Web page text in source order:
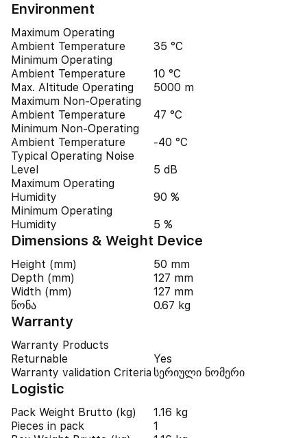
Environment
Maximum Operating
Ambient Temperature
35 °C
Minimum Operating
Ambient Temperature
10 °C
Max. Altitude Operating
5000 m
Maximum Non-Operating
Ambient Temperature
47 °C
Minimum Non-Operating
Ambient Temperature
-40 °C
Typical Operating Noise
Level
5 dB
Maximum Operating
Humidity
90 %
Minimum Operating
Humidity
5 %
Dimensions & Weight Device
Height (mm)
50 mm
Depth (mm)
127 mm
Width (mm)
127 mm
წონა
0.67 kg
Warranty
Warranty Products
Returnable
Yes
Warranty validation Criteria სერიული ნომერი
Logistic
Pack Weight Brutto (kg)
1.16 kg
Pieces in pack
1